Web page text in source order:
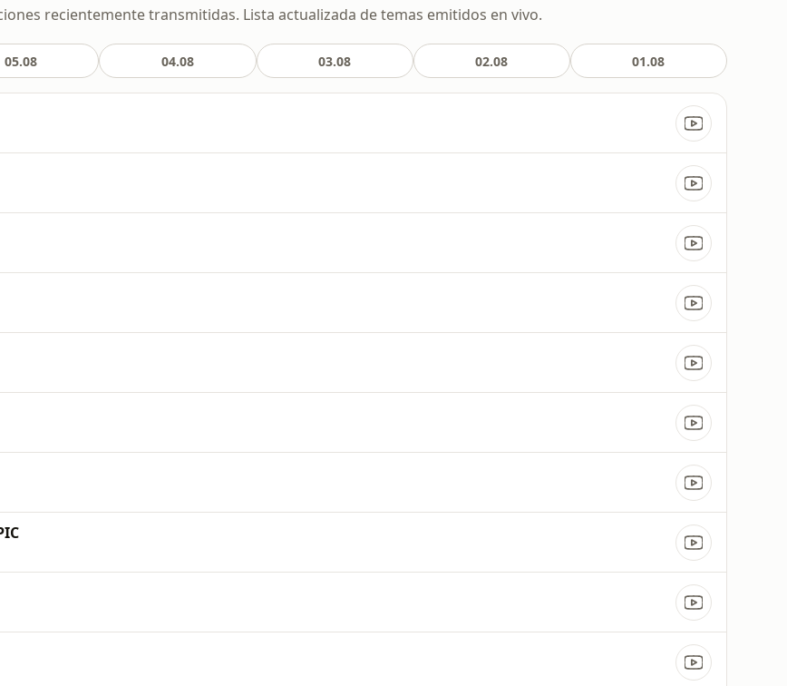
recientemente transmitidas. Lista actualizada de temas emitidos en vivo.
05.08 04.08 03.08 02.08 01.08